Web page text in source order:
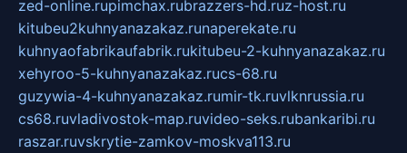
zed-online.rupimchax.rubrazzers-hd.ruz-host.ru
kitubeu2kuhnyanazakaz.runaperekate.ru
kuhnyaofabrikaufabrik.rukitubeu-2-kuhnyanazakaz.ru
xehyroo-5-kuhnyanazakaz.rucs-68.ru
guzywia-4-kuhnyanazakaz.rumir-tk.ruvlknrussia.ru
cs68.ruvladivostok-map.ruvideo-seks.rubankaribi.ru
raszar.ruvskrytie-zamkov-moskva113.ru